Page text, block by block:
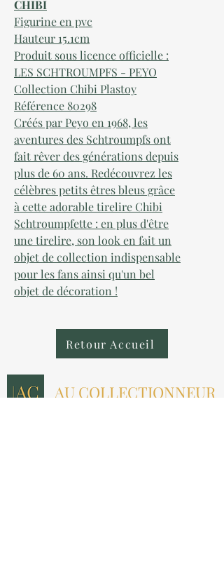
CHIBI
Figurine en pvc
Hauteur 15.1cm
Produit sous licence officielle :
LES SCHTROUMPFS - PEYO
Collection Chibi Plastoy
Référence 80298
Créés par Peyo en 1968, les
aventures des Schtroumpfs ont
fait rêver des générations depuis
plus de 60 ans. Redécouvrez les
célèbres petits êtres bleus grâce
à cette adorable tirelire Chibi
Schtroumpfette : en plus d'être
une tirelire, son look en fait un
objet de collection indispensable
pour les fans ainsi qu'un bel
objet de décoration !
Retour Accueil
AU COLLECTIONNEUR